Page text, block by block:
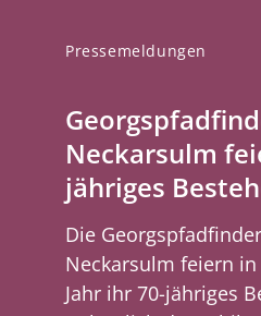
Pressemeldungen
Neckarsulm
jähriges
Die Georgspfadfinder
Neckarsulm feiern
Jahr ihr 70-jähriges